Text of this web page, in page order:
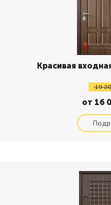
Красивая
19
от 16